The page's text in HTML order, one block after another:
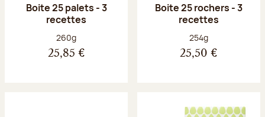
Boite 25 palets - 3
recettes
Poids net :
260g
25,85 €
Boite 25 rochers - 3
recettes
Poids net :
254g
25,50 €